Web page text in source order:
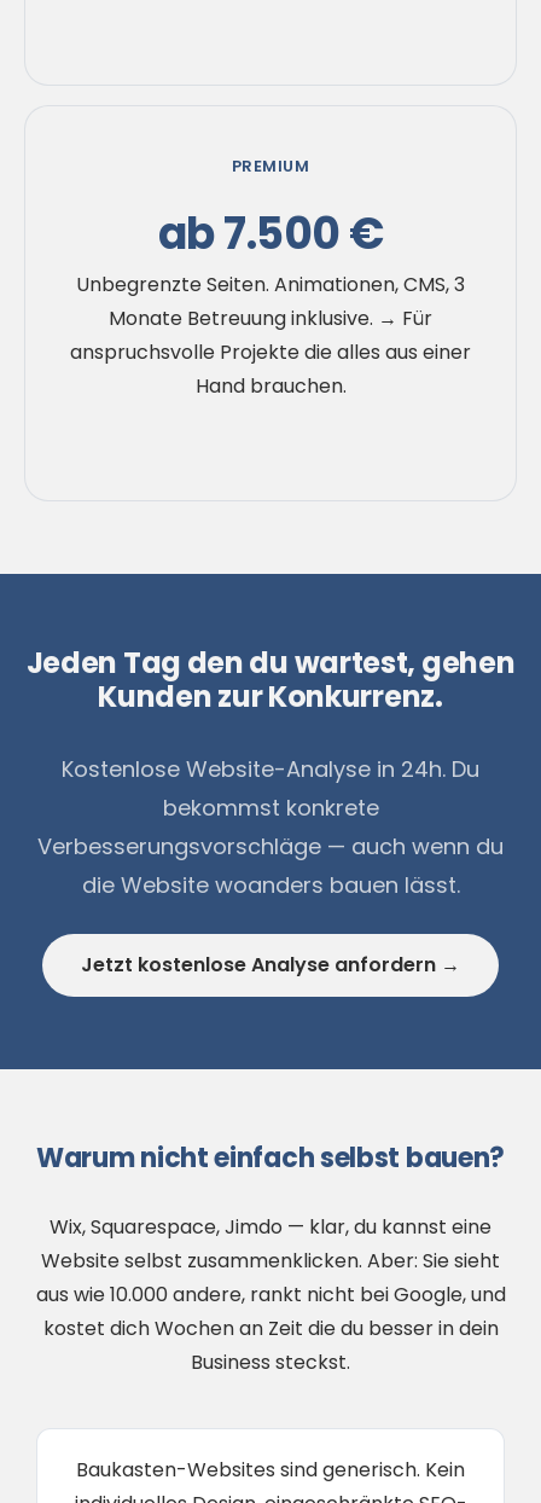
PREMIUM
ab 7.500 €
Unbegrenzte Seiten. Animationen, CMS, 3
Monate Betreuung inklusive. → Für
anspruchsvolle Projekte die alles aus einer
Hand brauchen.
Jeden Tag den du wartest, gehen
Kunden zur Konkurrenz.
Kostenlose Website-Analyse in 24h. Du
bekommst konkrete
Verbesserungsvorschläge — auch wenn du
die Website woanders bauen lässt.
Jetzt kostenlose Analyse anfordern →
Warum nicht einfach selbst bauen?
Wix, Squarespace, Jimdo — klar, du kannst eine
Website selbst zusammenklicken. Aber: Sie sieht
aus wie 10.000 andere, rankt nicht bei Google, und
kostet dich Wochen an Zeit die du besser in dein
Business steckst.
Baukasten-Websites sind generisch. Kein